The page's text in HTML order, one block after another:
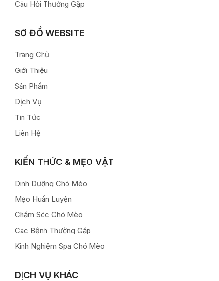
Câu Hỏi Thường Gặp
SƠ ĐỒ WEBSITE
Trang Chủ
Giới Thiệu
Sản Phẩm
Dịch Vụ
Tin Tức
Liên Hệ
KIẾN THỨC & MẸO VẶT
Dinh Dưỡng Chó Mèo
Mẹo Huấn Luyện
Chăm Sóc Chó Mèo
Các Bệnh Thường Gặp
Kinh Nghiệm Spa Chó Mèo
DỊCH VỤ KHÁC